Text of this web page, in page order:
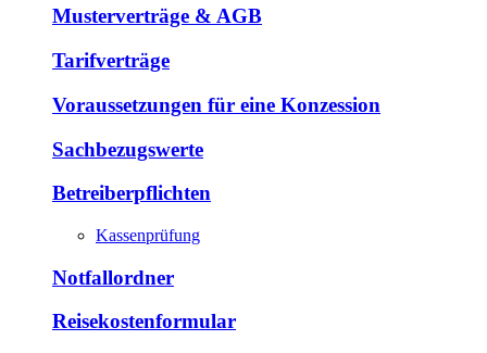
Musterverträge & AGB
Tarifverträge
Voraussetzungen für eine Konzession
Sachbezugswerte
Betreiberpflichten
Kassenprüfung
Notfallordner
Reisekostenformular